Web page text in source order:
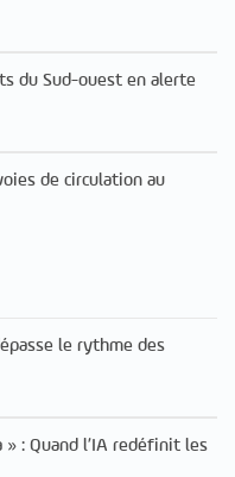
du Sud-ouest en alerte
de circulation au
le rythme des
: Quand l’IA redéfinit les